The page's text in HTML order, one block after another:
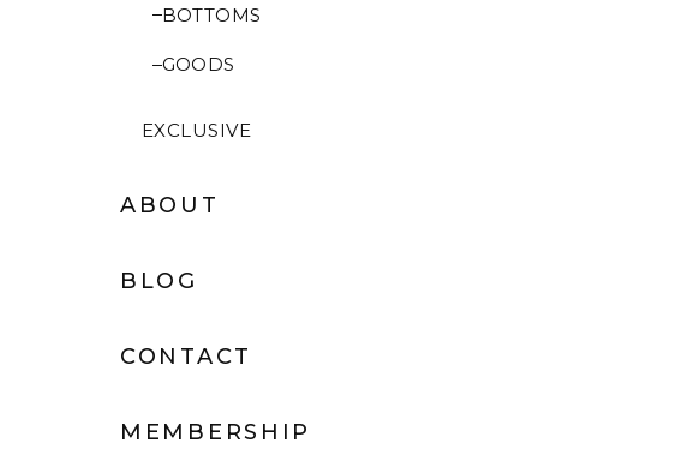
BOTTOMS
GOODS
EXCLUSIVE
ABOUT
BLOG
CONTACT
MEMBERSHIP